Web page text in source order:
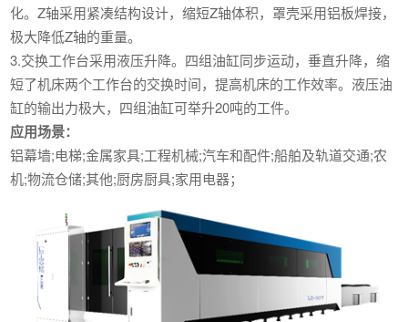
化。Z轴采用紧凑结构设计，缩短Z轴体积，罩壳采用铝板焊接，
极大降低Z轴的重量。
3.交换工作台采用液压升降。四组油缸同步运动，垂直升降，缩
短了机床两个工作台的交换时间，提高机床的工作效率。液压油
缸的输出力极大，四组油缸可举升20吨的工件。
应用场景：
铝幕墙;电梯;金属家具;工程机械;汽车和配件;船舶及轨道交通;农
机;物流仓储;其他;厨房厨具;家用电器；